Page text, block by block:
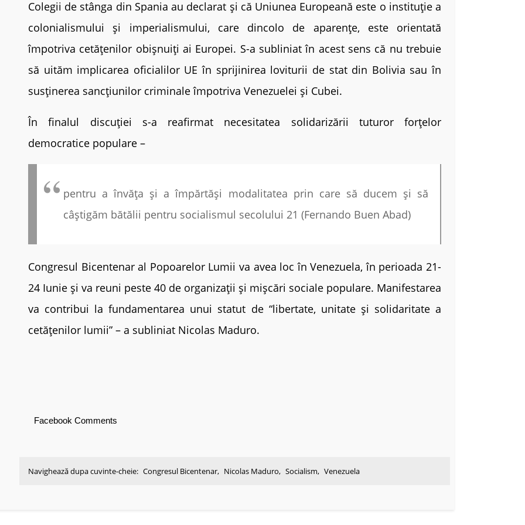
Colegii de stânga din Spania au declarat și că Uniunea Europeană este o instituție a
colonialismului și imperialismului, care dincolo de aparențe, este orientată
împotriva cetățenilor obișnuiți ai Europei. S-a subliniat în acest sens că nu trebuie
să uităm implicarea oficialilor UE în sprijinirea loviturii de stat din Bolivia sau în
susținerea sancțiunilor criminale împotriva Venezuelei și Cubei.
În finalul discuției s-a reafirmat necesitatea solidarizării tuturor forțelor
democratice populare –
pentru a învăța și a împărtăși modalitatea prin care să ducem și să
câștigăm bătălii pentru socialismul secolului 21 (Fernando Buen Abad)
Congresul Bicentenar al Popoarelor Lumii va avea loc în Venezuela, în perioada 21-
24 Iunie și va reuni peste 40 de organizații și mișcări sociale populare. Manifestarea
va contribui la fundamentarea unui statut de “libertate, unitate și solidaritate a
cetățenilor lumii” – a subliniat Nicolas Maduro.
Facebook Comments
Navighează dupa cuvinte-cheie: Congresul Bicentenar, Nicolas Maduro, Socialism, Venezuela